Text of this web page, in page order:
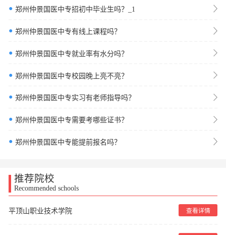
● 郑州仲景国医中专招初中毕业生吗？_1
● 郑州仲景国医中专有线上课程吗？
● 郑州仲景国医中专就业率有水分吗？
● 郑州仲景国医中专校园晚上亮不亮？
● 郑州仲景国医中专实习有老师指导吗？
● 郑州仲景国医中专需要考哪些证书？
● 郑州仲景国医中专能提前报名吗？
推荐院校
Recommended schools
平顶山职业技术学院 查看详情